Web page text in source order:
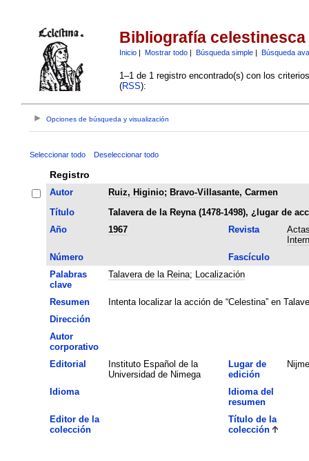
Bibliografía celestinesca
Inicio| Mostrar todo| Búsqueda simple| Búsqueda
1–1 de 1 registro encontrado(s) con los
(RSS):
Opciones de búsqueda y visualización
Seleccionar todo Deseleccionar todo
Registro
Autor Ruiz, Higinio; Bravo-Villasante, Carmen
Título
Talavera de la Reyna (1478-1498), ¿lugar de
Año
1967 Revista
Número
Fascículo
Palabras
clave
Talavera de la Reina; Localización
Resumen
Intenta localizar la acción de “Celestina” en
Dirección
Autor
corporativo
Editorial
Instituto Español de la
Universidad de Nimega
Lugar de
edición
Idioma
Idioma del
resumen
Editor de la
colección
Título de la
colección